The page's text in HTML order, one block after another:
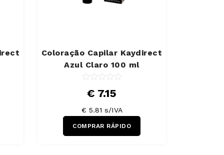
Coloração Capilar Kaydirect
Azul Claro 100 ml
€ 7.15
€ 5.81 s/IVA
COMPRAR RÁPIDO